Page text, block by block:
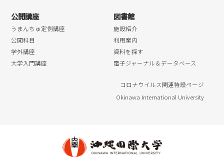
公開講座
うまんちゅ定例講座
公開科目
学外講座
大学入門講座
図書館
施設紹介
利用案内
資料を探す
電子ジャーナル＆データベース
コロナウイルス関連特設ページ
Okinawa International University